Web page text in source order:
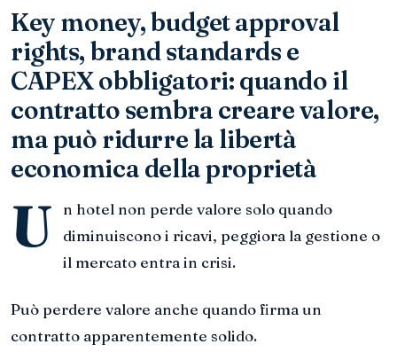
Key money, budget approval
rights, brand standards e
CAPEX obbligatori: quando il
contratto sembra creare valore,
ma può ridurre la libertà
economica della proprietà
U
n hotel non perde valore solo quando
diminuiscono i ricavi, peggiora la gestione o
il mercato entra in crisi.
Può perdere valore anche quando firma un
contratto apparentemente solido.